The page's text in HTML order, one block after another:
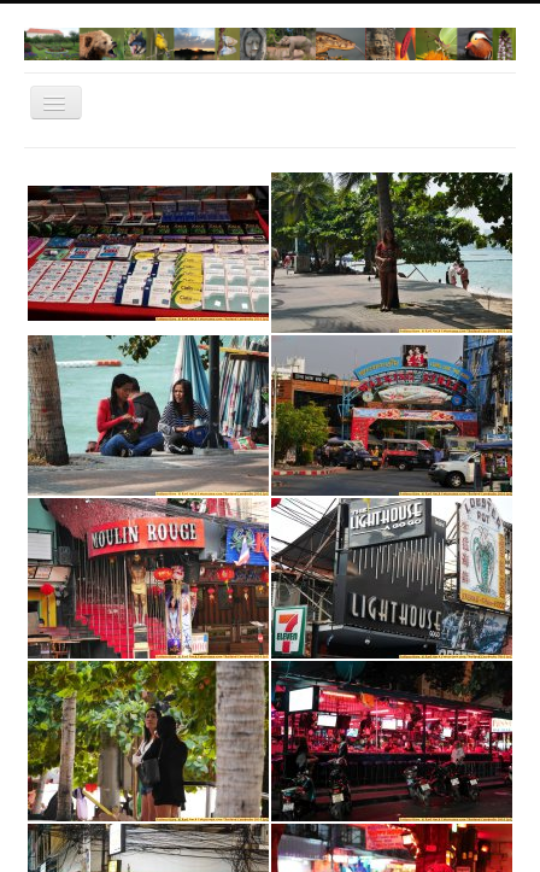
Navigation
Norwegen 2022
Dachau
Natur Fotos
Thailand
Bangkok
Cambodia
Vietnam
IT-Dachau